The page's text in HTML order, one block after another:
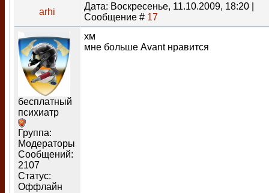
arhi
Дата: Воскресенье, 11.10.2009, 18:20 |
Сообщение # 17
бесплатный
психиатр
Группа:
Модераторы
Сообщений:
2107
Статус:
Оффлайн
хм
мне больше Avant нравится